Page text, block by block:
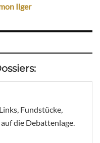
Ilger
Fundstücke,
die Debattenlage.